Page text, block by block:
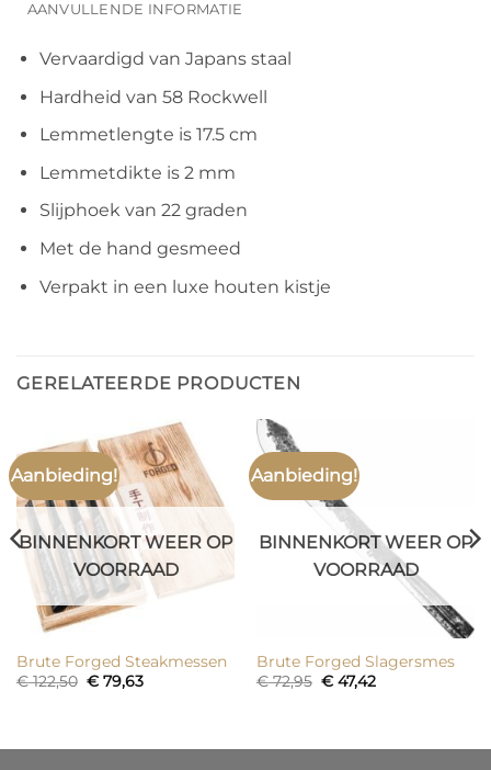
AANVULLENDE INFORMATIE
Vervaardigd van Japans staal
Hardheid van 58 Rockwell
Lemmetlengte is 17.5 cm
Lemmetdikte is 2 mm
Slijphoek van 22 graden
Met de hand gesmeed
Verpakt in een luxe houten kistje
GERELATEERDE PRODUCTEN
Aanbieding!
BINNENKORT WEER OP
VOORRAAD
Brute Forged Steakmessen
€122,50 Oorspronkelijke
€79,63Huidige
Aanbieding!
BINNENKORT WEER OP
VOORRAAD
Brute Forged Slagersmes
€72,95 Oorspronkelijke
€47,42Huidige